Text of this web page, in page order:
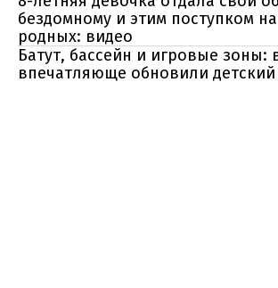
бездомному и этим поступком
родных: видео
Батут, бассейн и игровые зоны:
впечатляюще обновили